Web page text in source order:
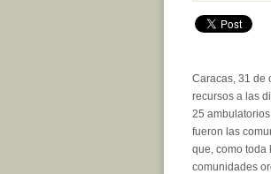
Caracas, 31 de
recursos a las
25
fueron las
que, como toda
comunidades